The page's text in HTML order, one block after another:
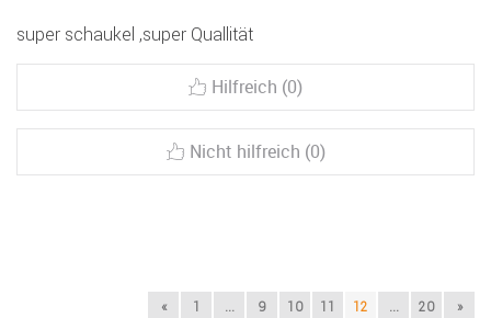
super schaukel ,super Quallität
Hilfreich (0)
Nicht hilfreich (0)
« 1 ... 9 10 11 12 ... 20 »